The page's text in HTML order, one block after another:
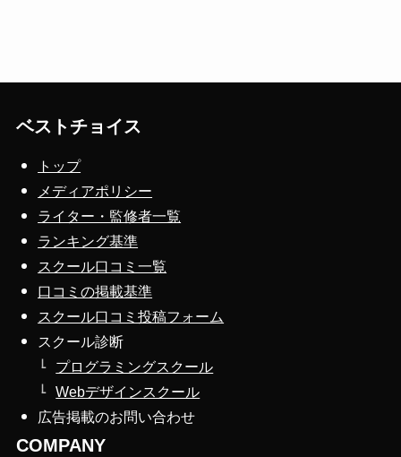
ベストチョイス
トップ
メディアポリシー
ライター・監修者一覧
ランキング基準
スクール口コミ一覧
口コミの掲載基準
スクール口コミ投稿フォーム
スクール診断
プログラミングスクール
Webデザインスクール
広告掲載のお問い合わせ
COMPANY